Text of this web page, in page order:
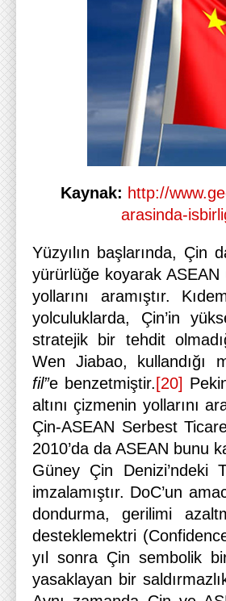
Kaynak: http://
arasinda-
Yüzyılın başlarında, Çin
yürürlüğe koyarak ASEAN
yollarını aramıştır.
yolculuklarda, Çin’in
stratejik bir tehdit
Wen Jiabao, kullandığı
fil”e benzetmiştir. [20]
altını çizmenin yollarını
Çin-ASEAN Serbest
2010’da da ASEAN bunu
Güney Çin Denizi’ndeki
imzalamıştır. DoC’un
dondurma, gerilimi
desteklemektri
yıl sonra Çin sembolik
yasaklayan bir